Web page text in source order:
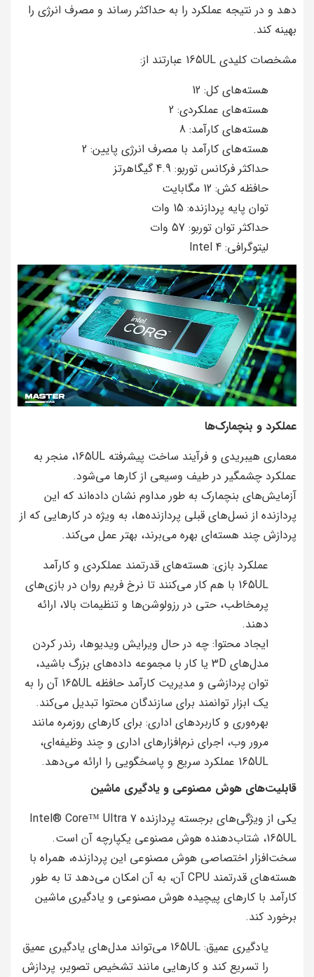
دهد و در نتیجه عملکرد را به حداکثر رساند و مصرف انرژی را
بهینه کند.
مشخصات کلیدی 165UL عبارتند از:
هسته‌های کل: 12
هسته‌های عملکردی: 2
هسته‌های کارآمد: 8
هسته‌های کارآمد با مصرف انرژی پایین: 2
حداکثر فرکانس توربو: 4.9 گیگاهرتز
حافظه کش: 12 مگابایت
توان پایه پردازنده: 15 وات
حداکثر توان توربو: 57 وات
لیتوگرافی: Intel 4
عملکرد و بنچمارک‌ها
معماری هیبریدی و فرآیند ساخت پیشرفته 165UL، منجر به
عملکرد چشمگیر در طیف وسیعی از کارها می‌شود.
آزمایش‌های بنچمارک به طور مداوم نشان داده‌اند که این
پردازنده از نسل‌های قبلی پردازنده‌ها، به ویژه در کارهایی که از
پردازش چند هسته‌ای بهره می‌برند، بهتر عمل می‌کند.
عملکرد بازی: هسته‌های قدرتمند عملکردی و کارآمد
165UL با هم کار می‌کنند تا نرخ فریم روان در بازی‌های
پرمخاطب، حتی در رزولوشن‌ها و تنظیمات بالا، ارائه
دهند.
ایجاد محتوا: چه در حال ویرایش ویدیوها، رندر کردن
مدل‌های 3D یا کار با مجموعه داده‌های بزرگ باشید،
توان پردازشی و مدیریت کارآمد حافظه 165UL آن را به
یک ابزار توانمند برای سازندگان محتوا تبدیل می‌کند.
بهره‌وری و کاربردهای اداری: برای کارهای روزمره مانند
مرور وب، اجرای نرم‌افزارهای اداری و چند وظیفه‌ای،
165UL عملکرد سریع و پاسخگویی را ارائه می‌دهد.
قابلیت‌های هوش مصنوعی و یادگیری ماشین
یکی از ویژگی‌های برجسته پردازنده Intel® Core™ Ultra 7
165UL، شتاب‌دهنده هوش مصنوعی یکپارچه آن است.
سخت‌افزار اختصاصی هوش مصنوعی این پردازنده، همراه با
هسته‌های قدرتمند CPU آن، به آن امکان می‌دهد تا به طور
کارآمد با کارهای پیچیده هوش مصنوعی و یادگیری ماشین
برخورد کند.
یادگیری عمیق: 165UL می‌تواند مدل‌های یادگیری عمیق
را تسریع کند و کارهایی مانند تشخیص تصویر، پردازش